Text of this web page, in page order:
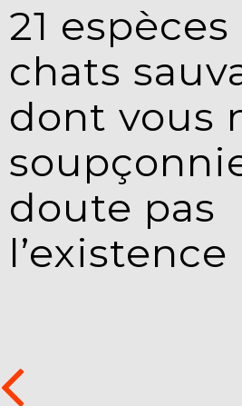
21
chats
dont vous
doute pas
l’existence